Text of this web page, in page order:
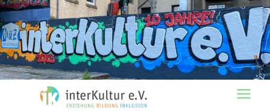
Main